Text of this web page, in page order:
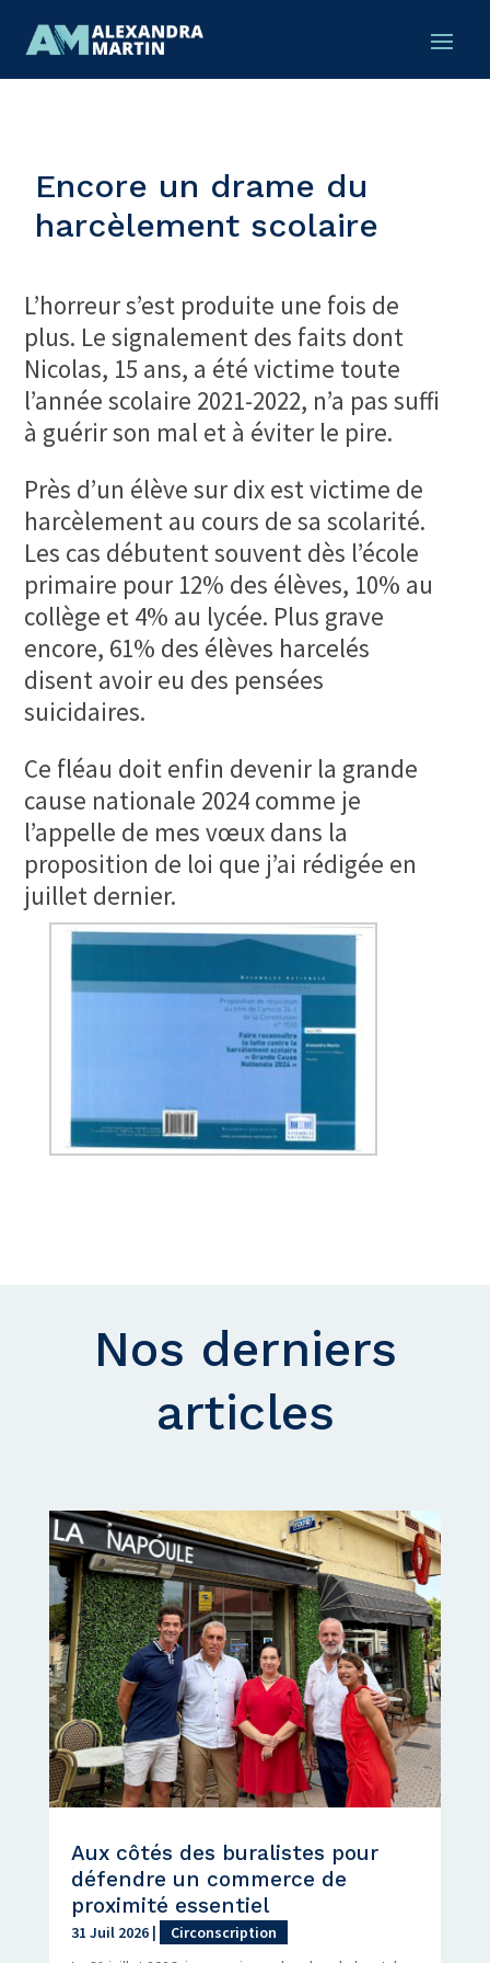
Encore un drame du
harcèlement scolaire
L’horreur s’est produite une fois de
plus. Le signalement des faits dont
Nicolas, 15 ans, a été victime toute
l’année scolaire 2021-2022, n’a pas suffi
à guérir son mal et à éviter le pire.
Près d’un élève sur dix est victime de
harcèlement au cours de sa scolarité.
Les cas débutent souvent dès l’école
primaire pour 12% des élèves, 10% au
collège et 4% au lycée. Plus grave
encore, 61% des élèves harcelés
disent avoir eu des pensées
suicidaires.
Ce fléau doit enfin devenir la grande
cause nationale 2024 comme je
l’appelle de mes vœux dans la
proposition de loi que j’ai rédigée en
juillet dernier.
Nos derniers
articles
Aux côtés des buralistes pour
défendre un commerce de
proximité essentiel
31 Juil 2026|
Circonscription